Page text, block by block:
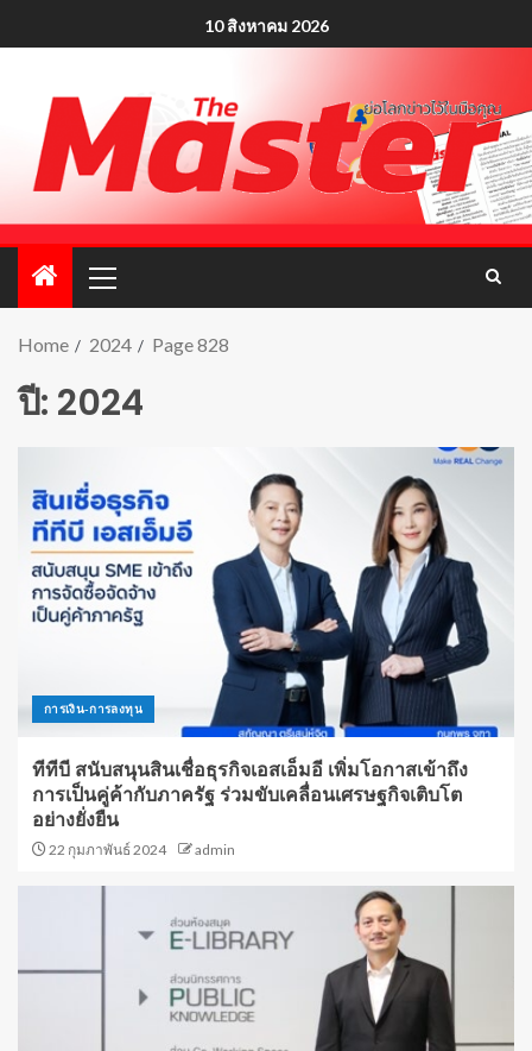
10 สิงหาคม 2026
Home 2024 Page 828
ปี: 2024
การเงิน-การลงทุน
ทีทีบี สนับสนุนสินเชื่อธุรกิจเอสเอ็มอี เพิ่มโอกาสเข้าถึง
การเป็นคู่ค้ากับภาครัฐ ร่วมขับเคลื่อนเศรษฐกิจเติบโต
อย่างยั่งยืน
22 กุมภาพันธ์ 2024 admin